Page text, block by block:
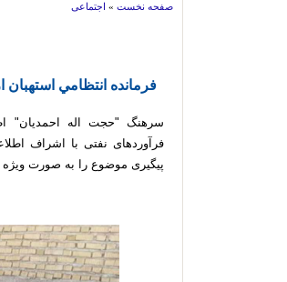
صفحه نخست » اجتماعی
فرمانده انتظامي استهبان از کشف ۲ هزار لیتر گازوئیل فاقد مجور
سرهنگ "حجت اله احمديان"
فرآوردهای نفتی با اشراف
پیگیری موضوع را به صورت ویژه